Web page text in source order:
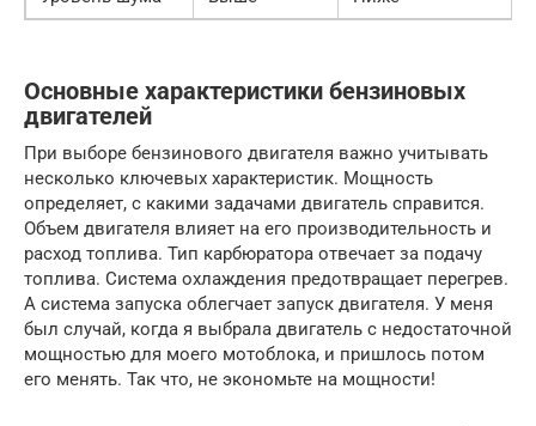
Основные характеристики бензиновых
двигателей
При выборе бензинового двигателя важно учитывать
несколько ключевых характеристик. Мощность
определяет, с какими задачами двигатель справится.
Объем двигателя влияет на его производительность и
расход топлива. Тип карбюратора отвечает за подачу
топлива. Система охлаждения предотвращает перегрев.
А система запуска облегчает запуск двигателя. У меня
был случай, когда я выбрала двигатель с недостаточной
мощностью для моего мотоблока, и пришлось потом
его менять. Так что, не экономьте на мощности!